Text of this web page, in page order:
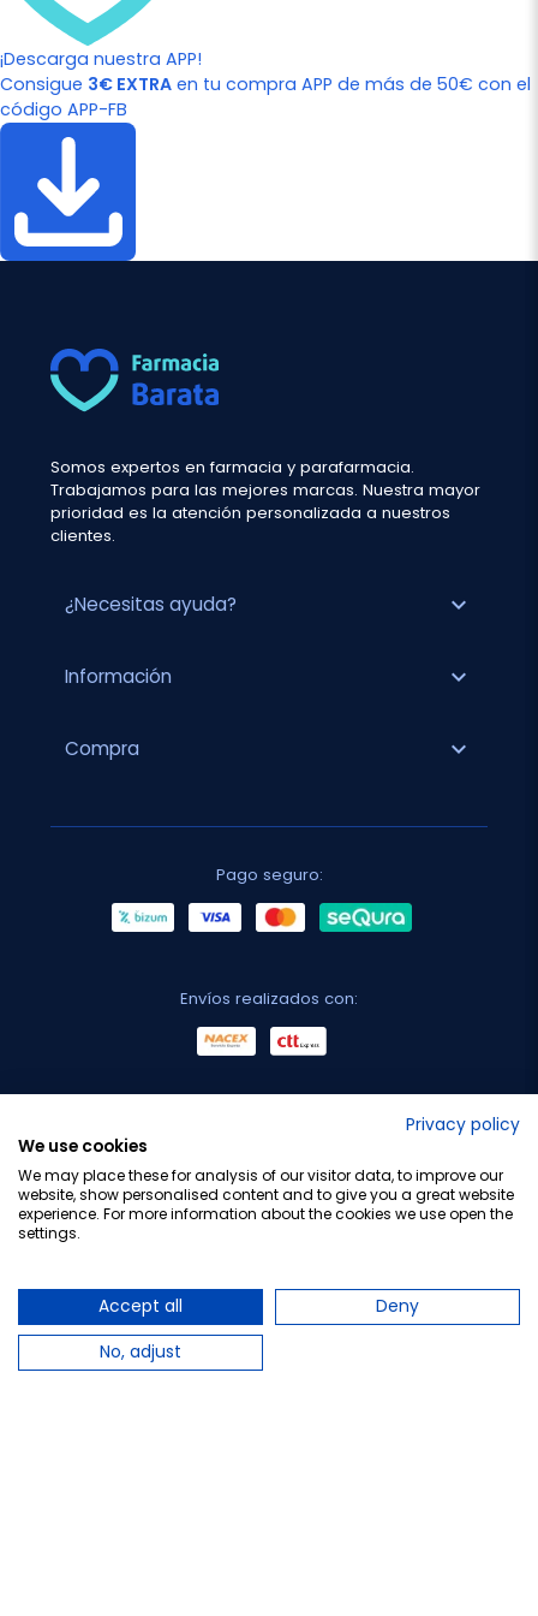
¡Descarga nuestra APP!
Consigue 3€ EXTRA en tu compra APP de más de 50€ con el
código APP-FB
Somos expertos en farmacia y parafarmacia.
Trabajamos para las mejores marcas. Nuestra mayor
prioridad es la atención personalizada a nuestros
clientes.
¿Necesitas ayuda? expand_more
Información expand_more
Compra expand_more
Pago seguro:
Envíos realizados con:
Privacy policy
We use cookies
We may place these for analysis of our visitor data, to improve our
website, show personalised content and to give you a great website
experience. For more information about the cookies we use open the
settings.
Accept all
Deny
No, adjust